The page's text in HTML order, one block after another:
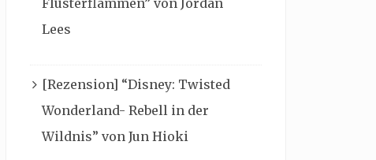
Lees
[Rezension] “Disney: Twisted
Wonderland- Rebell in der
Wildnis” von Jun Hioki